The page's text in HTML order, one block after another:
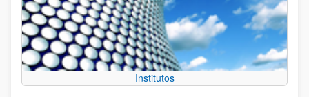
Institutos